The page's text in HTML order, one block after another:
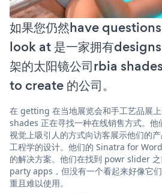
如果您仍然have
look at 是一家拥有
架的太阳镜公司rbia
to create 的公司。
在 getting 在当地展览会和手工艺品展
shades 正在寻找一种在线销售方式。
视觉上吸引人的方式向访客展示他们的
工程学的设计。他们的 Sinatra for
的解决方案。他们在找到 powr slider
party apps，但没有一个看起来好像它
重且难以使用。